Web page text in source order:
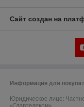
Сайт создан на
Информация для
Юридическое лицо:
«Главтелеком»